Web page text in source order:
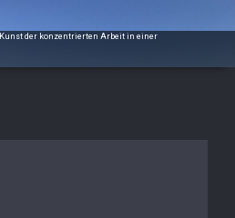
Kunst der konzentrierten Arbeit in einer